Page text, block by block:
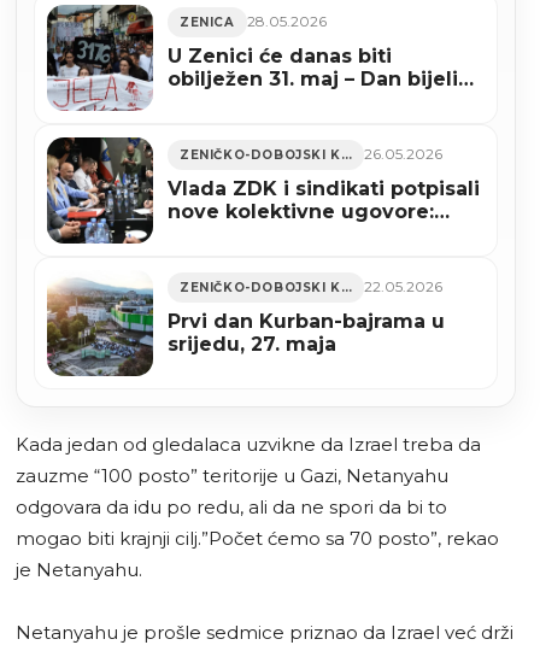
ZENICA 28.05.2026
U Zenici će danas biti
obilježen 31. maj – Dan bijelih
ZENIČKO-DOBOJSKI KANTON 26.05.2026
Vlada ZDK i sindikati potpisali
nove kolektivne ugovore:
ZENIČKO-DOBOJSKI KANTON 22.05.2026
Prvi dan Kurban-bajrama u
srijedu, 27. maja
Kada jedan od gledalaca uzvikne da Izrael treba da
zauzme “100 posto” teritorije u Gazi, Netanyahu
odgovara da idu po redu, ali da ne spori da bi to
mogao biti krajnji cilj.”Počet ćemo sa 70 posto”, rekao
je Netanyahu.
Netanyahu je prošle sedmice priznao da Izrael već drži